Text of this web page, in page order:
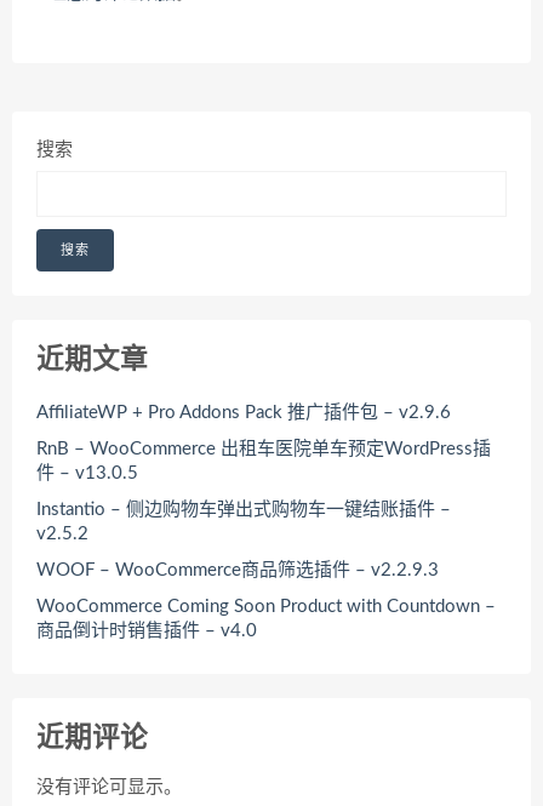
搜索
搜索
近期文章
AffiliateWP + Pro Addons Pack 推广插件包 – v2.9.6
RnB – WooCommerce 出租车医院单车预定WordPress插
件 – v13.0.5
Instantio – 侧边购物车弹出式购物车一键结账插件 –
v2.5.2
WOOF – WooCommerce商品筛选插件 – v2.2.9.3
WooCommerce Coming Soon Product with Countdown –
商品倒计时销售插件 – v4.0
近期评论
没有评论可显示。